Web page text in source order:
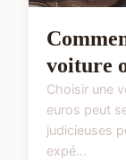
voiture
Choisir une
euros peut
judicieuses
expé...